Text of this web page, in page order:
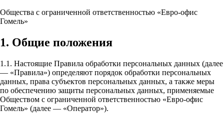
Общества с ограниченной ответственностью «Евро-офис
Гомель»
1. Общие положения
1.1. Настоящие Правила обработки персональных данных (далее
— «Правила») определяют порядок обработки персональных
данных, права субъектов персональных данных, а также меры
по обеспечению защиты персональных данных, применяемые
Обществом с ограниченной ответственностью «Евро-офис
Гомель» (далее — «Оператор»).